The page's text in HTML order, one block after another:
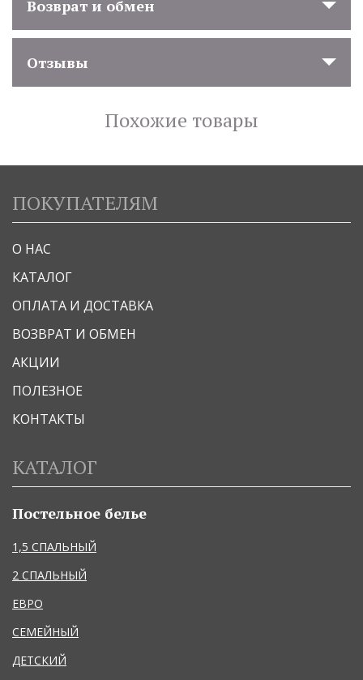
Возврат и обмен
Отзывы
Похожие товары
ПОКУПАТЕЛЯМ
О НАС
КАТАЛОГ
ОПЛАТА И ДОСТАВКА
ВОЗВРАТ И ОБМЕН
АКЦИИ
ПОЛЕЗНОЕ
КОНТАКТЫ
КАТАЛОГ
Постельное белье
1,5 СПАЛЬНЫЙ
2 СПАЛЬНЫЙ
ЕВРО
СЕМЕЙНЫЙ
ДЕТСКИЙ